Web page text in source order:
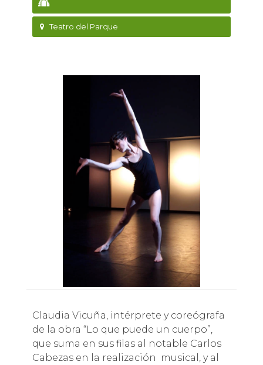
Teatro del Parque
Claudia Vicuña, intérprete y coreógrafa
de la obra “Lo que puede un cuerpo”,
que suma en sus filas al notable Carlos
Cabezas en la realización musical, y al